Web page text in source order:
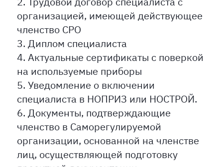
организацией, имеющей действующее
членство СРО
3. Диплом специалиста
4. Актуальные сертификаты с поверкой
на используемые приборы
5. Уведомление о включении
специалиста в НОПРИЗ или НОСТРОЙ.
6. Документы, подтверждающие
членство в Саморегулируемой
организации, основанной на членстве
лиц, осуществляющей подготовку